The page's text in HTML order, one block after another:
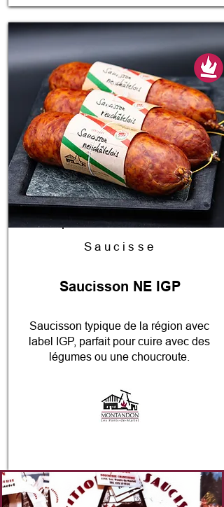
Saucisse
Saucisson NE IGP
Saucisson typique de la région avec
label IGP, parfait pour cuire avec des
légumes ou une choucroute.